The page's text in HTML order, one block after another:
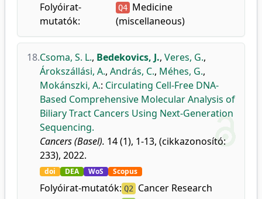
Folyóirat-
mutatók:
Q4 Medicine
(miscellaneous)
18.Csoma, S. L., Bedekovics, J., Veres, G.,
Árokszállási, A., András, C., Méhes, G.,
Mokánszki, A.: Circulating Cell-Free DNA-
Based Comprehensive Molecular Analysis of
Biliary Tract Cancers Using Next-Generation
Sequencing.
Cancers (Basel). 14 (1), 1-13, (cikkazonosító:
233), 2022.
doi DEA WoS Scopus
Folyóirat-mutatók: Q2
Cancer Research